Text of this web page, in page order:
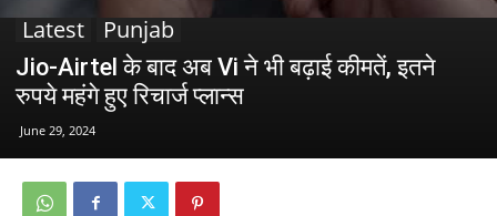
Latest Punjab
Jio-Airtel के बाद अब Vi ने भी बढ़ाई कीमतें, इतने
रुपये महंगे हुए रिचार्ज प्लान्स
June 29, 2024